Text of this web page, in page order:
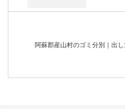
阿蘇郡産山村のゴミ分別｜出し